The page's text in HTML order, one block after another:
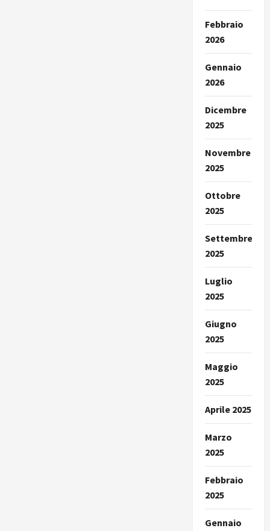
Febbraio
2026
Gennaio
2026
Dicembre
2025
Novembre
2025
Ottobre
2025
Settembre
2025
Luglio
2025
Giugno
2025
Maggio
2025
Aprile 2025
Marzo
2025
Febbraio
2025
Gennaio